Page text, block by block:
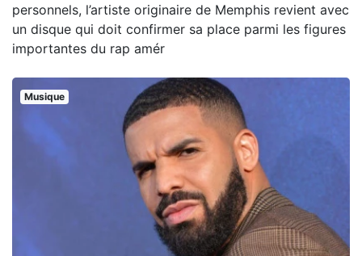
personnels, l’artiste originaire de Memphis revient avec
un disque qui doit confirmer sa place parmi les figures
importantes du rap amér
Musique